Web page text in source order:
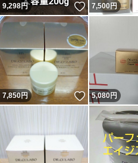
9,298円 いいね！
7,500 円
7,850円 いいね！
5,080円